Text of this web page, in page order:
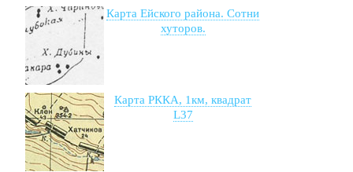
Карта Ейского района. Сотни
хуторов.
Карта РККА, 1км, квадрат
L37